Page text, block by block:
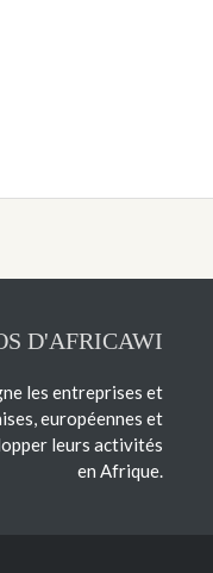
D'AFRICAWI
les entreprises et
européennes et
leurs activités
en Afrique.